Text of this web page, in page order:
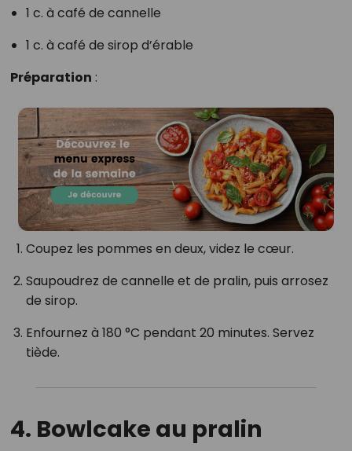
1 c. à café de cannelle
1 c. à café de sirop d’érable
Préparation :
Coupez les pommes en deux, videz le cœur.
Saupoudrez de cannelle et de pralin, puis arrosez
de sirop.
Enfournez à 180 °C pendant 20 minutes. Servez
tiède.
4. Bowlcake au pralin